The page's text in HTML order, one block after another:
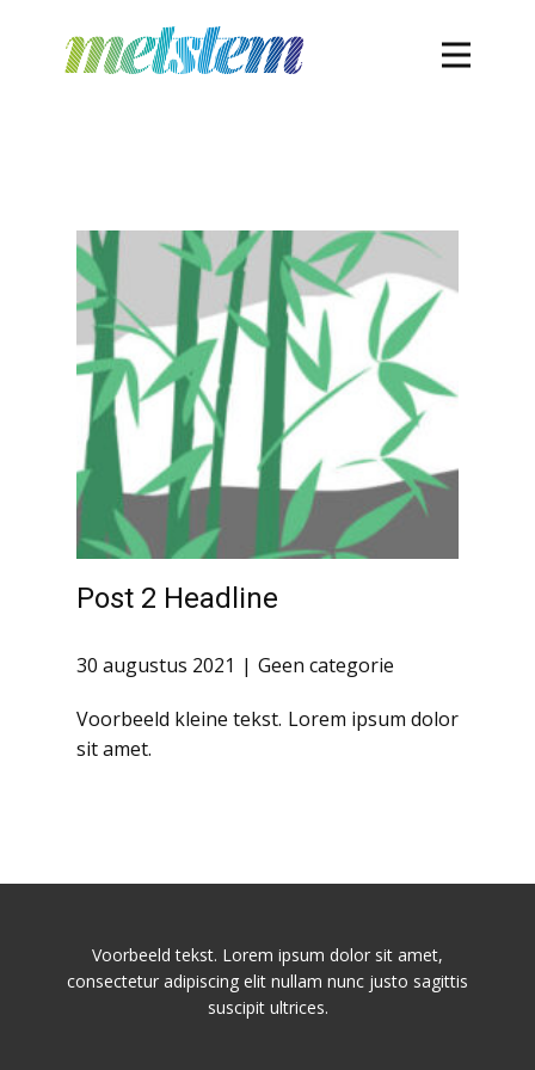
Post 2 Headline
30 augustus 2021 Geen categorie
Voorbeeld kleine tekst. Lorem ipsum dolor
sit amet.
Voorbeeld tekst. Lorem ipsum dolor sit amet,
consectetur adipiscing elit nullam nunc justo sagittis
suscipit ultrices.